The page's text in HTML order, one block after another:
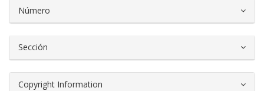
Número
Sección
Copyright Information